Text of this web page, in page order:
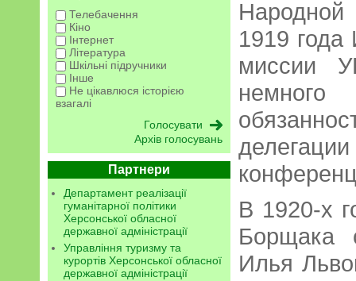
Телебачення
Кіно
Інтернет
Література
Шкільні підручники
Інше
Не цікавлюся історією
взагалі
Архів голосувань
Партнери
Департамент реалізації
гуманітарної політики
Херсонської обласної
державної адміністрації
Управління туризму та
курортів Херсонської обласної
державної адміністрації
1919
миссии
В 1920-х
Борщака
Илья